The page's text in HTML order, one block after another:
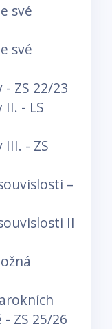
své
své
ZS 22/23
- LS
- ZS
–
II
ZS 25/26